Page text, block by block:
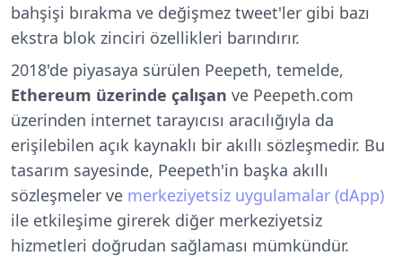
bahşişi bırakma ve değişmez tweet'ler gibi bazı
ekstra blok zinciri özellikleri barındırır.
2018'de piyasaya sürülen Peepeth, temelde,
Ethereum üzerinde çalışan ve Peepeth.com
üzerinden internet tarayıcısı aracılığıyla da
erişilebilen açık kaynaklı bir akıllı sözleşmedir. Bu
tasarım sayesinde, Peepeth'in başka akıllı
sözleşmeler ve merkeziyetsiz uygulamalar (dApp)
ile etkileşime girerek diğer merkeziyetsiz
hizmetleri doğrudan sağlaması mümkündür.